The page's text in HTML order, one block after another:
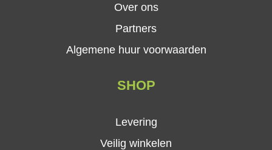
Over ons
Partners
Algemene huur voorwaarden
SHOP
Levering
Veilig winkelen